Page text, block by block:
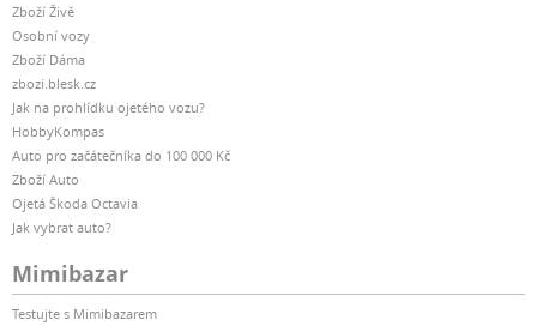
Zboží Živě
Osobní vozy
Zboží Dáma
zbozi.blesk.cz
Jak na prohlídku ojetého vozu?
HobbyKompas
Auto pro začátečníka do 100 000 Kč
Zboží Auto
Ojetá Škoda Octavia
Jak vybrat auto?
Mimibazar
Testujte s Mimibazarem